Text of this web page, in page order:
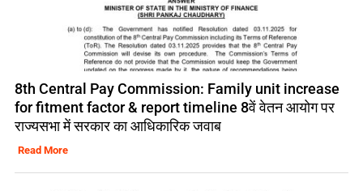
8th Central Pay Commission: Family unit increase
for fitment factor & report timeline 8वें वेतन आयोग पर
राज्यसभा में सरकार का आधिकारिक जवाब
Read More